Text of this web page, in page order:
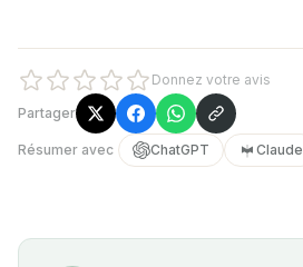
Donnez votre avis
Partager
Résumer avec ChatGPT Claude